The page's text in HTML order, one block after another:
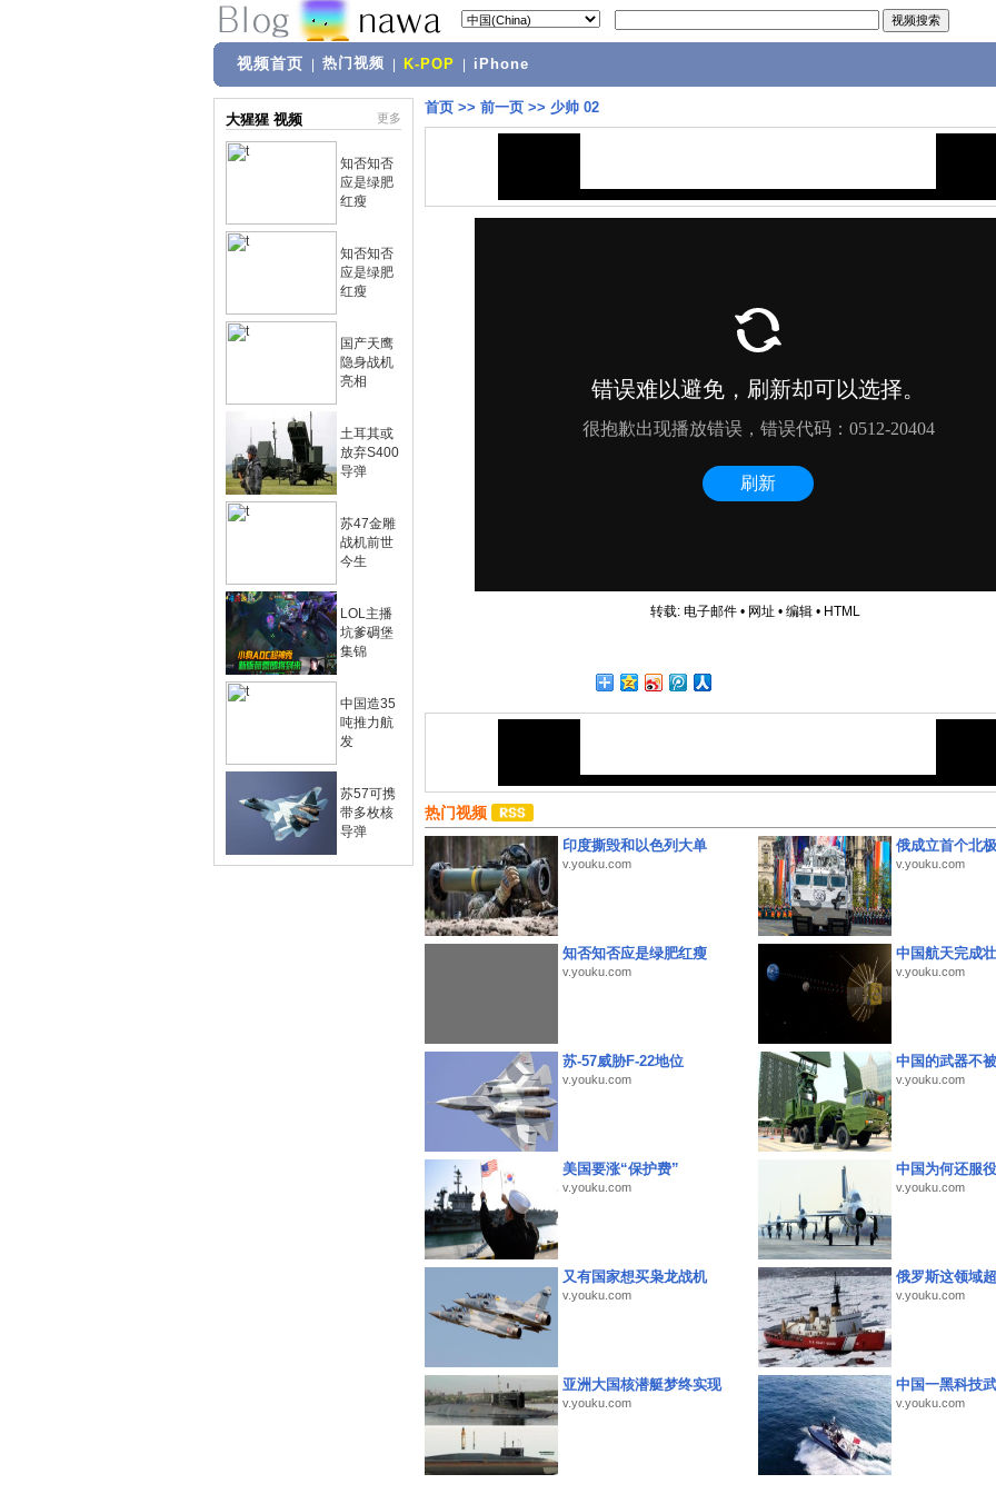
视频首页 热门视频 K-POP iPhone
大猩猩 视频 更多
知否知否
应是绿肥
红瘦
知否知否
应是绿肥
红瘦
国产天鹰
隐身战机
亮相
土耳其或
放弃S400
导弹
苏47金雕
战机前世
今生
LOL主播
坑爹碉堡
集锦
中国造35
吨推力航
发
苏57可携
带多枚核
导弹
首页 >> 前一页 >> 少帅 02
转载: 电子邮件• 网址 • 编辑• HTML
热门视频
印度撕毁和以色列大单
v.youku.com
俄成立首个北
v.youku.com
知否知否应是绿肥红瘦
v.youku.com
中国航天完成
v.youku.com
苏-57威胁F-22地位
v.youku.com
中国的武器不
v.youku.com
美国要涨“保护费”
v.youku.com
中国为何还服
v.youku.com
又有国家想买枭龙战机
v.youku.com
俄罗斯这领域
v.youku.com
亚洲大国核潜艇梦终实现
v.youku.com
中国一黑科技
v.youku.com